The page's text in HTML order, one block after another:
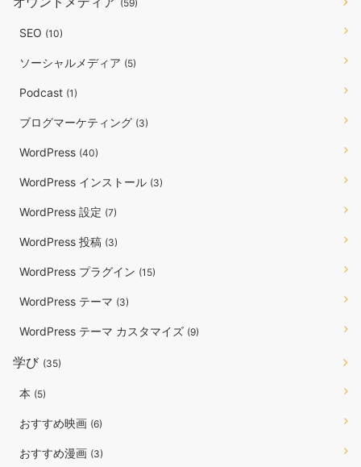
(59)
SEO (10)
ソーシャルメディア (5)
Podcast (1)
ブログマーケティング (3)
WordPress (40)
WordPress インストール (3)
WordPress 設定 (7)
WordPress 投稿 (3)
WordPress プラグイン (15)
WordPress テーマ (3)
WordPress テーマ カスタマイズ (9)
学び (35)
本 (5)
おすすめ映画 (6)
おすすめ漫画 (3)